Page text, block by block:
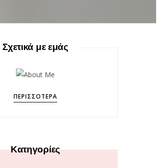
Σχετικά με εμάς
ΠΕΡΙΣΣΌΤΕΡΑ
Κατηγορίες